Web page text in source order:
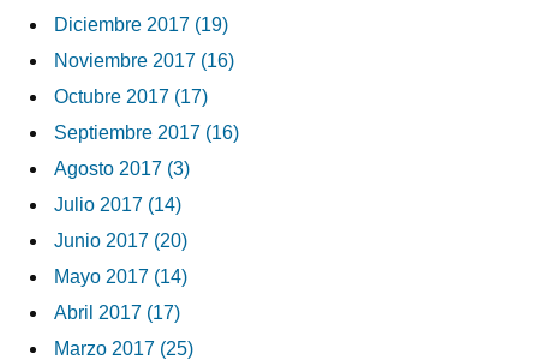
Diciembre 2017 (19)
Noviembre 2017 (16)
Octubre 2017 (17)
Septiembre 2017 (16)
Agosto 2017 (3)
Julio 2017 (14)
Junio 2017 (20)
Mayo 2017 (14)
Abril 2017 (17)
Marzo 2017 (25)